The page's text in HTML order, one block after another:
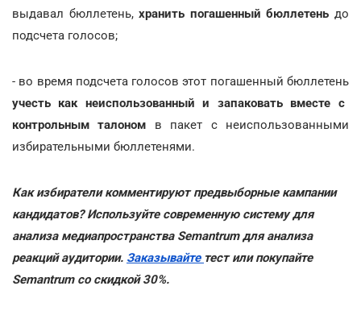
выдавал бюллетень,хранить погашенный бюллетеньдо
подсчета голосов;
- во время подсчета голосов этот погашенный бюллетень
учесть как неиспользованный и запаковать вместе с
контрольным талоном в пакет с неиспользованными
избирательными бюллетенями.
Как избиратели комментируют предвыборные кампании
кандидатов? Используйте современную систему для
анализа медиапространства Semantrum для анализа
реакций аудитории. Заказывайте тест или покупайте
Semantrum со скидкой 30%.